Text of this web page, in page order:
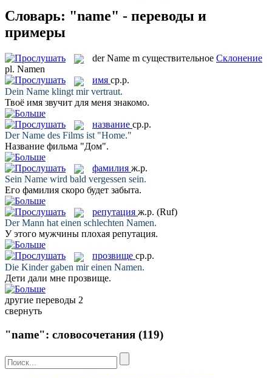
Словарь: "name" - переводы и
примеры
derName m существительное Склонение
pl. Namen
имя ср.р.
Dein Name klingt mir vertraut.
Твоё имя звучит для меня знакомо.
название ср.р.
DerName des Films ist "Home."
Название фильма "Дом".
фамилия ж.р.
Sein Name wird bald vergessen sein.
Его фамилия скоро будет забыта.
репутация ж.р. (Ruf)
Der Mann hat einen schlechten Namen.
У этого мужчины плохая репутация.
прозвище ср.р.
Die Kinder gaben mir einen Namen.
Дети дали мне прозвище.
другие переводы 2
свернуть
"name": словосочетания (119)